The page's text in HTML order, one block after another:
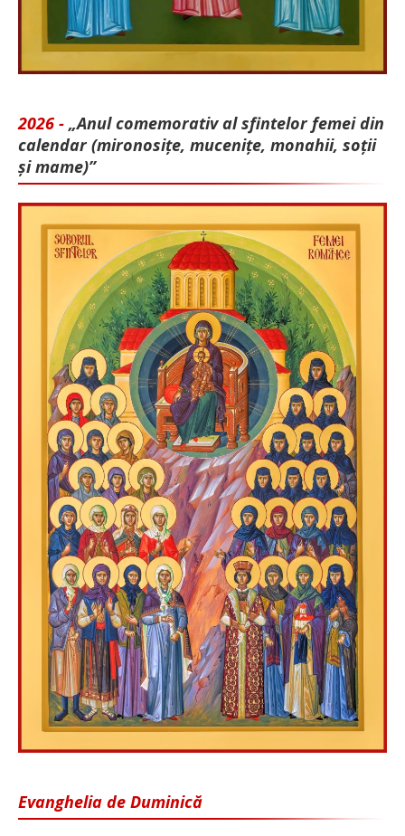
2026 - „Anul comemorativ al sfintelor femei din
calendar (mironosițe, mu­cenițe, monahii, soții
și mame)”
Evanghelia de Duminică